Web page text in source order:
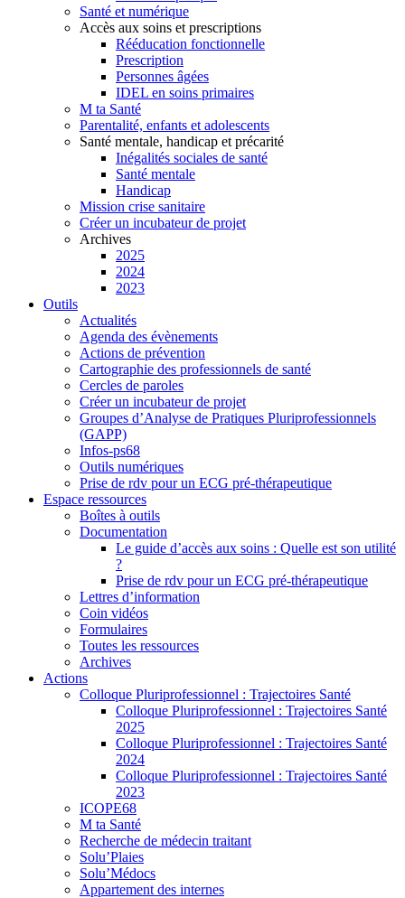
Santé et numérique
Accès aux soins et prescriptions
Rééducation fonctionnelle
Prescription
Personnes âgées
IDEL en soins primaires
M ta Santé
Parentalité, enfants et adolescents
Santé mentale, handicap et précarité
Inégalités sociales de santé
Santé mentale
Handicap
Mission crise sanitaire
Créer un incubateur de projet
Archives
2025
2024
2023
Outils
Actualités
Agenda des évènements
Actions de prévention
Cartographie des professionnels de santé
Cercles de paroles
Créer un incubateur de projet
Groupes d’Analyse de Pratiques Pluriprofessionnels
(GAPP)
Infos-ps68
Outils numériques
Prise de rdv pour un ECG pré-thérapeutique
Espace ressources
Boîtes à outils
Documentation
Le guide d’accès aux soins : Quelle est son utilité
?
Prise de rdv pour un ECG pré-thérapeutique
Lettres d’information
Coin vidéos
Formulaires
Toutes les ressources
Archives
Actions
Colloque Pluriprofessionnel : Trajectoires Santé
Colloque Pluriprofessionnel : Trajectoires Santé
2025
Colloque Pluriprofessionnel : Trajectoires Santé
2024
Colloque Pluriprofessionnel : Trajectoires Santé
2023
ICOPE68
M ta Santé
Recherche de médecin traitant
Solu’Plaies
Solu’Médocs
Appartement des internes